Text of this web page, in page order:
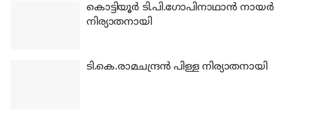
കൊട്ടിയൂര്‍ ടി.പി.ഗോപിനാഥാന്‍ നായര്‍
നിര്യാതനായി
ടി.കെ.രാമചന്ദ്രന്‍ പിള്ള നിര്യാതനായി